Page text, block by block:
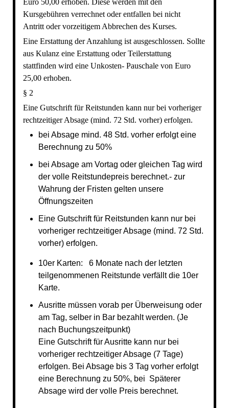
Euro 50,00 erhoben. Diese werden mit den
Kursgebühren verrechnet oder entfallen bei nicht
Antritt oder vorzeitigem Abbrechen des Kurses.
Eine Erstattung der Anzahlung ist ausgeschlossen. Sollte
aus Kulanz eine Erstattung oder Teilerstattung
stattfinden wird eine Unkosten- Pauschale von Euro
25,00 erhoben.
§ 2
Eine Gutschrift für Reitstunden kann nur bei vorheriger
rechtzeitiger Absage (mind. 72 Std. vorher) erfolgen.
bei Absage mind. 48 Std. vorher erfolgt eine
Berechnung zu 50%
bei Absage am Vortag oder gleichen Tag wird
der volle Reitstundepreis berechnet.- zur
Wahrung der Fristen gelten unsere
Öffnungszeiten
Eine Gutschrift für Reitstunden kann nur bei
vorheriger rechtzeitiger Absage (mind. 72 Std.
vorher) erfolgen.
10er Karten: 6 Monate nach der letzten
teilgenommenen Reitstunde verfällt die 10er
Karte.
Ausritte müssen vorab per Überweisung oder
am Tag, selber in Bar bezahlt werden. (Je
nach Buchungszeitpunkt)
Eine Gutschrift für Ausritte kann nur bei
vorheriger rechtzeitiger Absage (7 Tage)
erfolgen. Bei Absage bis 3 Tag vorher erfolgt
eine Berechnung zu 50%, bei Späterer
Absage wird der volle Preis berechnet.